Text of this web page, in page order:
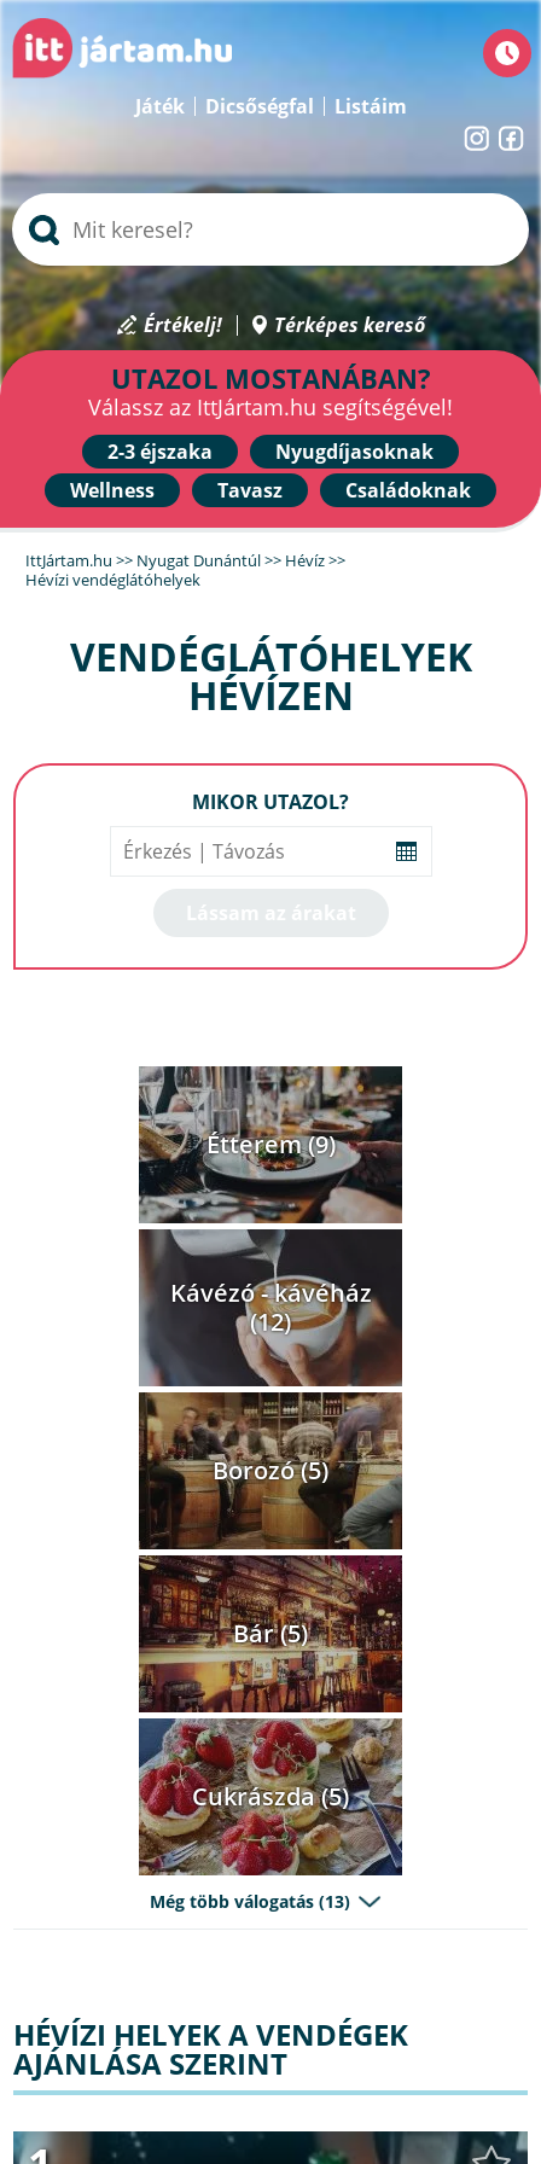
Játék Dicsőségfal Listáim
Értékelj! Térképes kereső
UTAZOL MOSTANÁBAN?
Válassz az IttJártam.hu segítségével!
2-3 éjszaka
Nyugdíjasoknak
Wellness
Tavasz Családoknak
IttJártam.hu >> Nyugat Dunántúl>> Hévíz>>
Hévízi vendéglátóhelyek
VENDÉGLÁTÓHELYEK
HÉVÍZEN
MIKOR UTAZOL?
Étterem (9)
Kávézó - kávéház
(12)
Borozó (5)
Bár (5)
Cukrászda (5)
Még több válogatás (13)
HÉVÍZI HELYEK A VENDÉGEK
AJÁNLÁSA SZERINT